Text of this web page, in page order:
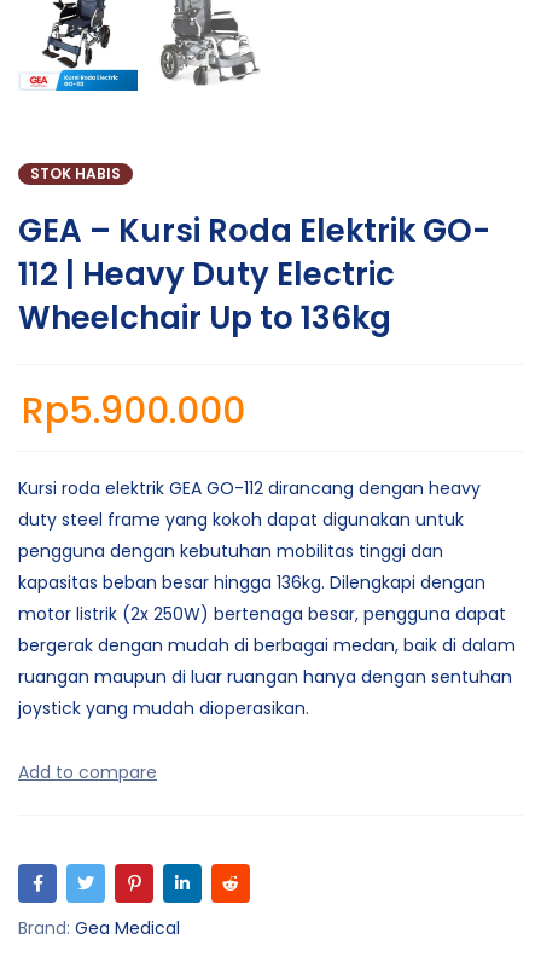
STOK HABIS
GEA – Kursi Roda Elektrik GO-
112 | Heavy Duty Electric
Wheelchair Up to 136kg
Rp5.900.000
Kursi roda elektrik GEA GO-112 dirancang dengan heavy
duty steel frame yang kokoh dapat digunakan untuk
pengguna dengan kebutuhan mobilitas tinggi dan
kapasitas beban besar hingga 136kg. Dilengkapi dengan
motor listrik (2x 250W) bertenaga besar, pengguna dapat
bergerak dengan mudah di berbagai medan, baik di dalam
ruangan maupun di luar ruangan hanya dengan sentuhan
joystick yang mudah dioperasikan.
Brand: Gea Medical